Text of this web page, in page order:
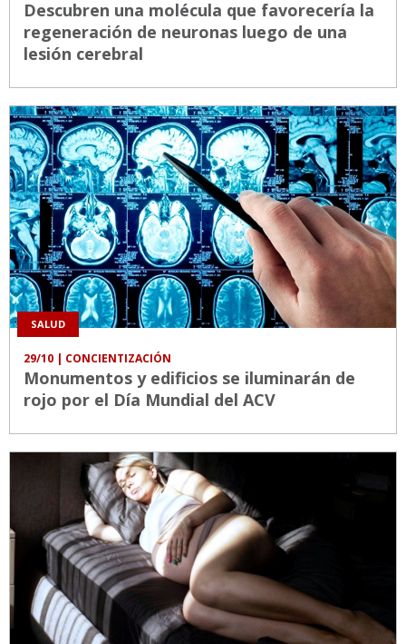
Descubren una molécula que favorecería la
regeneración de neuronas luego de una
lesión cerebral
SALUD
29/10 | CONCIENTIZACIÓN
Monumentos y edificios se iluminarán de
rojo por el Día Mundial del ACV